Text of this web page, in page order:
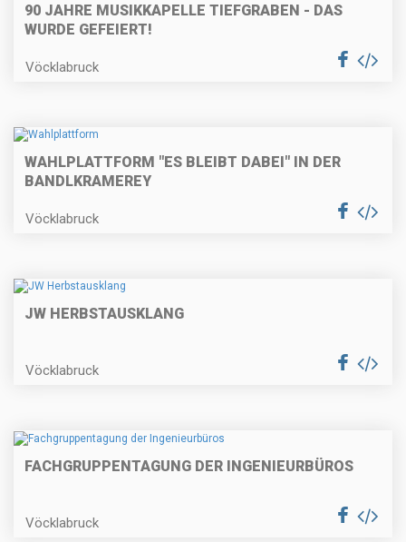
90 JAHRE MUSIKKAPELLE TIEFGRABEN - DAS
WURDE GEFEIERT!
Vöcklabruck
WAHLPLATTFORM "ES BLEIBT DABEI" IN DER
BANDLKRAMEREY
Vöcklabruck
JW HERBSTAUSKLANG
Vöcklabruck
FACHGRUPPENTAGUNG DER INGENIEURBÜROS
Vöcklabruck